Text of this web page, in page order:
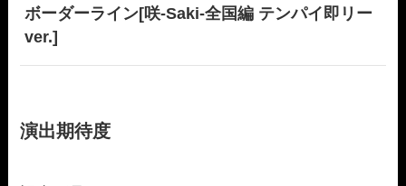
ボーダーライン[咲-Saki-全国編 テンパイ即リー
ver.]
演出期待度